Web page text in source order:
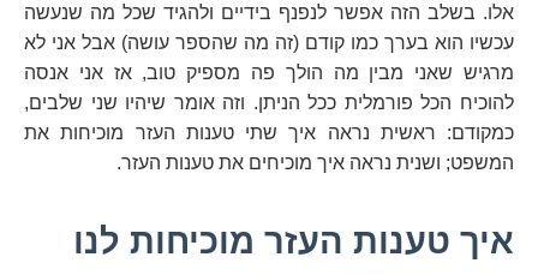
אלו. בשלב הזה אפשר לנפנף בידיים ולהגיד שכל מה שנעשה
עכשיו הוא בערך כמו קודם (זה מה שהספר עושה) אבל אני לא
מרגיש שאני מבין מה הולך פה מספיק טוב, אז אני אנסה
להוכיח הכל פורמלית ככל הניתן. וזה אומר שיהיו שני שלבים,
כמקודם: ראשית נראה איך שתי טענות העזר מוכיחות את
המשפט; ושנית נראה איך מוכיחים את טענות העזר.
איך טענות העזר מוכיחות לנו